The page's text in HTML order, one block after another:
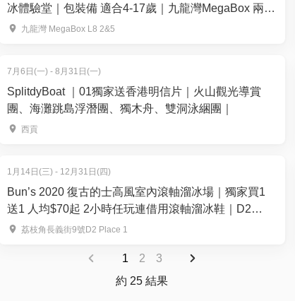
冰體驗堂｜包裝備 適合4-17歲｜九龍灣MegaBox 兩萬
呎全港最大室內滾軸溜冰場 全場無柱空間
九龍灣 MegaBox L8 2&5
7月6日(一) - 8月31日(一)
SplitdyBoat ｜01獨家送香港明信片｜火山觀光導賞
團、海灘跳島浮潛團、獨木舟、雙洞泳綑團｜
西貢
1月14日(三) - 12月31日(四)
Bun’s 2020 復古的士高風室內滾軸溜冰場｜獨家買1
送1 人均$70起 2小時任玩連借用滾軸溜冰鞋｜D2
Place店
荔枝角長義街9號D2 Place 1
1 2
3
約 25 結果